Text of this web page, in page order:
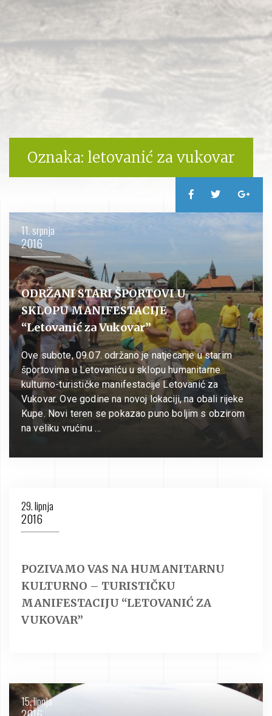
Oznaka: letovanić za vukovar
11. srpnja
2016
ODRŽANI STARI ŠPORTOVI U
SKLOPU MANIFESTACIJE
“Letovanić za Vukovar”
Ove subote, 09.07. održano je natjecanje u starim
športovima u Letovaniću u sklopu humanitarne
kulturno-turističke manifestacije Letovanić za
Vukovar. Ove godine na novoj lokaciji, na obali rijeke
Kupe. Novi teren se pokazao puno boljim s obzirom
na veliku vrućinu …
29. lipnja
2016
POZIVAMO VAS NA HUMANITARNU
KULTURNO – TURISTIČKU
MANIFESTACIJU “LETOVANIĆ ZA
VUKOVAR”
15. lipnja